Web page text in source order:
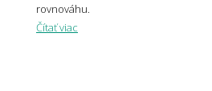
rovnováhu.
Čítať viac